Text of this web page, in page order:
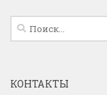
Найти:
КОНТАКТЫ